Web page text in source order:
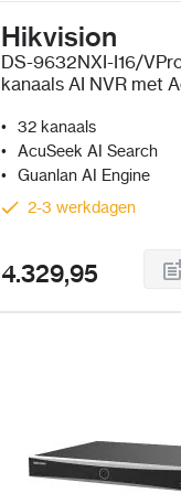
Hikvision
DS-9632NXI-I16/
kanaals AI NVR met
32 kanaals
AcuSeek AI Search
Guanlan AI Engine
2-3 werkdagen
4.329,95